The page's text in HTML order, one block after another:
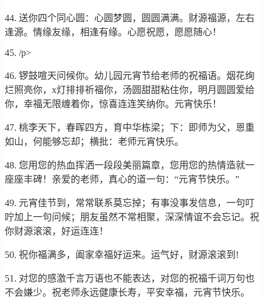
44. 送你四个同心圆：心圆梦圆，圆圆满满。财源福源，左右
逢源。情缘友缘，相逢有缘。心愿祝愿，愿愿随心！
45. /p>
46. 锣鼓喧天问候你。幼儿园元宵节给老师的祝福语。烟花绚
烂照亮你，x灯排排祈福你，汤圆甜甜粘住你，明月圆圆爱给
你，幸福无限缠着你，惊喜连连笑纳你。元宵快乐！
47. 桃李天下，春晖四方，育中华栋梁；下：即师为父，恩重
如山，何能够忘却；横批：老师元宵快乐。
48. 您用您的热血挥洒一段段美丽篇章，您用您的热情造就一
座座丰碑！亲爱的老师，真心的道一句：“元宵节快乐。”
49. 元宵佳节到，常常联系莫忘掉；有事没事发信息，一句叮
咛加上一句问候；朋友虽然不常相聚，深深情谊不会忘记。祝
你财源滚滚，好运连连！
50. 祝你福满多，阖家幸福好运来。运气好，财源滚滚到!
51. 对您的感激千言万语也不能表达，对您的祝福千词万句也
不会嫌少。祝老师永远健康长寿，平安幸福，元宵节快乐。